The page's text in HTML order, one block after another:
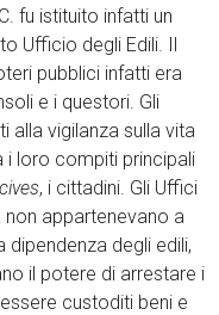
fu istituito infatti un
Ufficio degli Edili. Il
pubblici infatti era
e i questori. Gli
alla vigilanza sulla vita
i loro compiti principali
cives, i cittadini. Gli Uffici
appartenevano a
dipendenza degli edili,
il potere di arrestare i
custoditi beni e